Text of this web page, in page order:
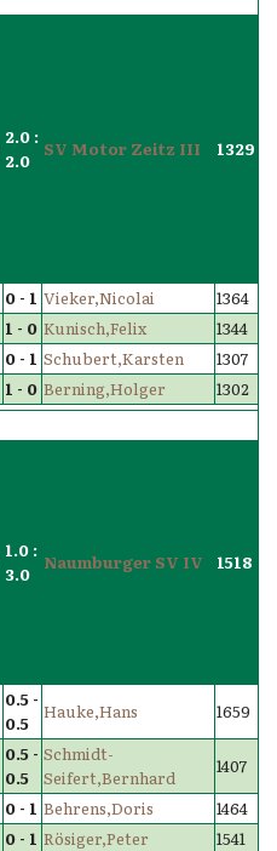
2.0 :
2.0
SV Motor Zeitz III 1329
0 - 1 Vieker,Nicolai
1364
1 - 0 Kunisch,Felix
1344
0 - 1 Schubert,Karsten
1307
1 - 0 Berning,Holger 1302
1.0 :
3.0
Naumburger SV IV 1518
0.5 -
0.5
Hauke,Hans 1659
0.5 -
0.5
Schmidt-
Seifert,Bernhard
1407
0 - 1 Behrens,Doris
1464
0 - 1 Rösiger,Peter 1541